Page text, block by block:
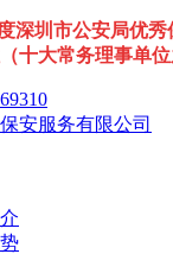
深圳市公安局优
十大常务理事单